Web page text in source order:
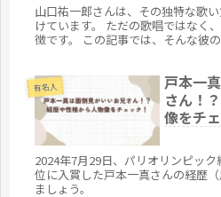
山口祐一郎さんは、その独特な歌
けています。 ただの歌唱ではなく
徴です。 この記事では、そんな彼
有名人
戸本一
さん！
像をチ
2024年7月29日、パリオリンピッ
位に入賞した戸本一真さんの経歴
ましょう。